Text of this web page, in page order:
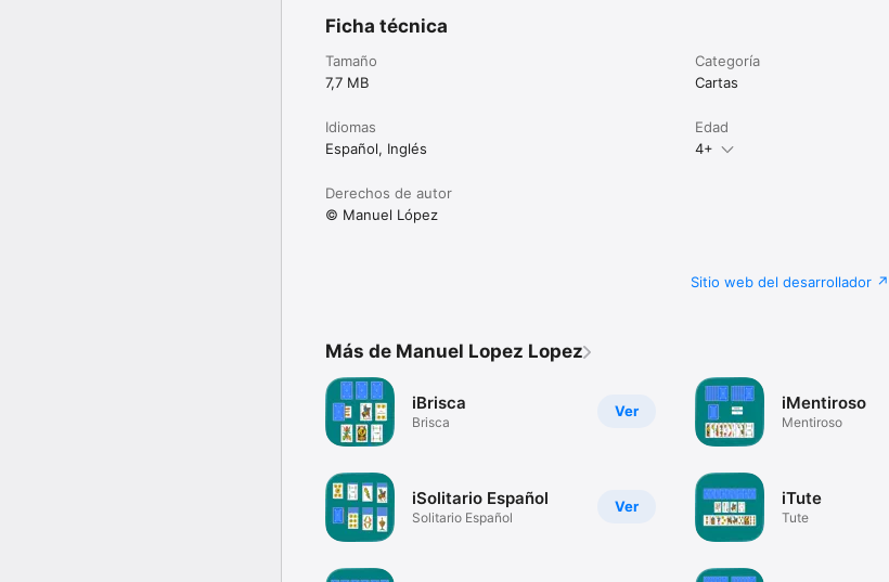
Ficha técnica
Tamaño
7,7 MB
Categoría
Cartas
Idiomas
Español, Inglés
Edad
4+
Derechos de autor
© Manuel López
Sitio web del desarrollador
Más de Manuel Lopez Lopez
Ver
iBrisca
Brisca
Ver
iSolitario Español
Solitario Español
iMentiroso
Mentiroso
iTute
Tute